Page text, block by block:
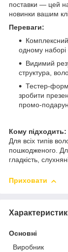
поставки — цей
новинки вашим
Переваги:
одному
Видимий
структура,
Тестер-
зробити
промо-
Кому підходить:
Для всіх типів
пошкодженого.
гладкість,
Приховати
Основні
Виробник